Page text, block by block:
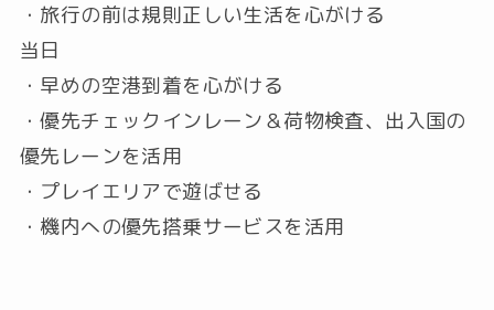
・旅行の前は規則正しい生活を心がける
当日
・早めの空港到着を心がける
・優先チェックインレーン＆荷物検査、出入国の
優先レーンを活用
・プレイエリアで遊ばせる
・機内への優先搭乗サービスを活用